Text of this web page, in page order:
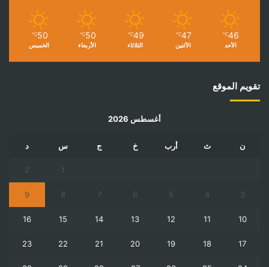
46
℃
الأحد
47
℃
الأثنين
49
℃
الثلاثاء
50
℃
الأربعاء
50
℃
الخميس
تقويم الموقع
أغسطس 2026
ن ث أرب خ ج س د
1
2
3
4
5
6
7
8
9
10
11
12
13
14
15
16
17
18
19
20
21
22
23